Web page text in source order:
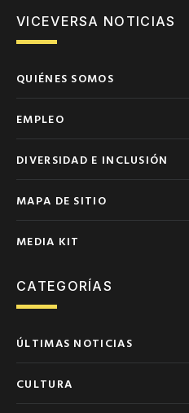
VICEVERSA NOTICIAS
QUIÉNES SOMOS
EMPLEO
DIVERSIDAD E INCLUSIÓN
MAPA DE SITIO
MEDIA KIT
CATEGORÍAS
ÚLTIMAS NOTICIAS
CULTURA